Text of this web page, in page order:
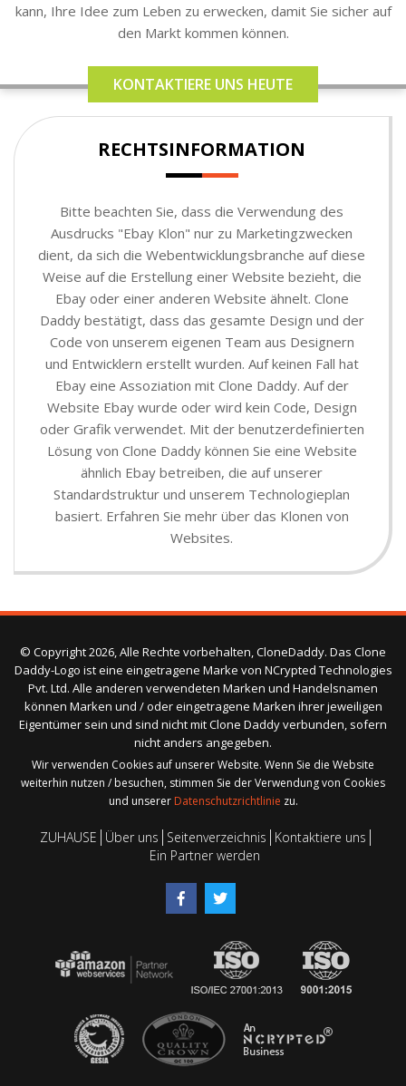
kann, Ihre Idee zum Leben zu erwecken, damit Sie sicher auf
den Markt kommen können.
KONTAKTIERE UNS HEUTE
RECHTSINFORMATION
Bitte beachten Sie, dass die Verwendung des
Ausdrucks "Ebay Klon" nur zu Marketingzwecken
dient, da sich die Webentwicklungsbranche auf diese
Weise auf die Erstellung einer Website bezieht, die
Ebay oder einer anderen Website ähnelt. Clone
Daddy bestätigt, dass das gesamte Design und der
Code von unserem eigenen Team aus Designern
und Entwicklern erstellt wurden. Auf keinen Fall hat
Ebay eine Assoziation mit Clone Daddy. Auf der
Website Ebay wurde oder wird kein Code, Design
oder Grafik verwendet. Mit der benutzerdefinierten
Lösung von Clone Daddy können Sie eine Website
ähnlich Ebay betreiben, die auf unserer
Standardstruktur und unserem Technologieplan
basiert. Erfahren Sie mehr über das Klonen von
Websites.
© Copyright 2026, Alle Rechte vorbehalten, CloneDaddy. Das Clone
Daddy-Logo ist eine eingetragene Marke von NCrypted Technologies
Pvt. Ltd. Alle anderen verwendeten Marken und Handelsnamen
können Marken und / oder eingetragene Marken ihrer jeweiligen
Eigentümer sein und sind nicht mit Clone Daddy verbunden, sofern
nicht anders angegeben.
Wir verwenden Cookies auf unserer Website. Wenn Sie die Website
weiterhin nutzen / besuchen, stimmen Sie der Verwendung von Cookies
und unserer Datenschutzrichtlinie zu.
ZUHAUSE Über uns Seitenverzeichnis Kontaktiere uns
Ein Partner werden